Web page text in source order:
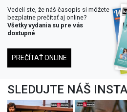
Vedeli ste, že náš časopis si môžete
bezplatne prečítať aj online?
Všetky vydania su pre vás
dostupné
PREČÍTAŤ ONLINE
SLEDUJTE NÁŠ